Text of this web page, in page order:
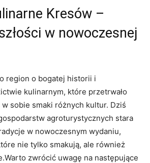
Kresów –
w nowoczesnej
region o bogatej historii i
kulinarnym, które przetrwało
w sobie smaki różnych kultur. Dziś
agroturystycznych stara
w nowoczesnym wydaniu,
nie tylko smakują, ale również
zwrócić uwagę na następujące